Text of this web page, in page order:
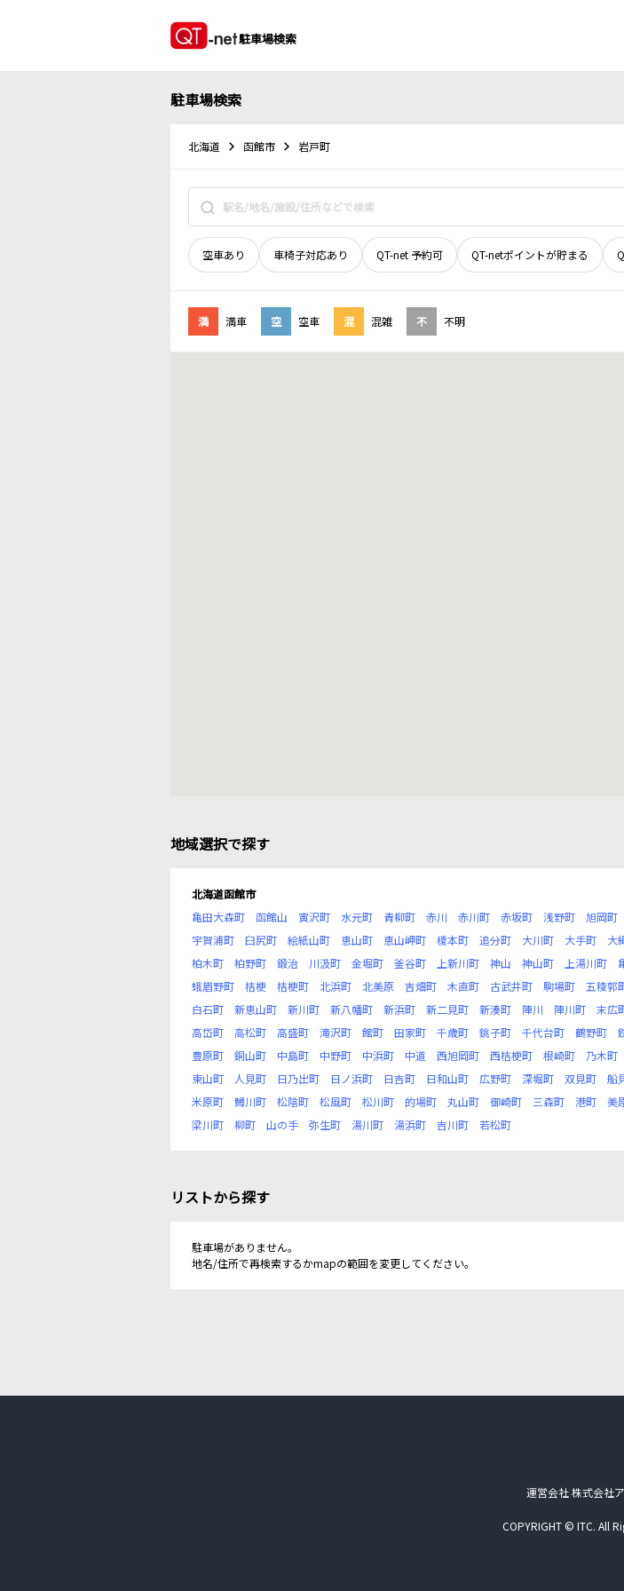
駐車場検索
駐車場検索
北海道 函館市 岩戸町
空車あり 車椅子対応あり QT-net 予約可 QT-netポイントが貯まる
満 満車 空 空車 混 混雑 不 不明
地域選択で探す
北海道函館市
亀田大森町
函館山 寅沢町 水元町 青柳町 赤川 赤川町 赤坂町 浅野町 旭岡町
宇賀浦町
臼尻町 絵紙山町 恵山町 恵山岬町 榎本町 追分町 大川町 大手町 大
柏木町
柏野町 鍛治 川汲町 金堀町 釜谷町 上新川町 神山 神山町 上湯川町
蛾眉野町
桔梗 桔梗町 北浜町 北美原 吉畑町 木直町 古武井町 駒場町 五稜郭
白石町
新恵山町 新川町 新八幡町 新浜町 新二見町 新湊町 陣川 陣川町 末広
高岱町
高松町 高盛町 滝沢町 館町 田家町 千歳町 銚子町 千代台町 鶴野町
豊原町
銅山町 中島町 中野町 中浜町 中道 西旭岡町 西桔梗町 根崎町 乃木町
東山町
人見町 日乃出町 日ノ浜町 日吉町 日和山町 広野町 深堀町 双見町 船
米原町
鱒川町 松陰町 松風町 松川町 的場町 丸山町 御崎町 三森町 港町 美
梁川町
柳町 山の手 弥生町 湯川町 湯浜町 吉川町 若松町
リストから探す
駐車場がありません。
地名/住所で再検索するかmapの範囲を変更してください。
運営会社 株式会社
COPYRIGHT © ITC. All